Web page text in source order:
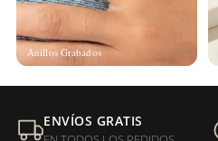
Anillos Grabados
ENVÍOS GRATIS